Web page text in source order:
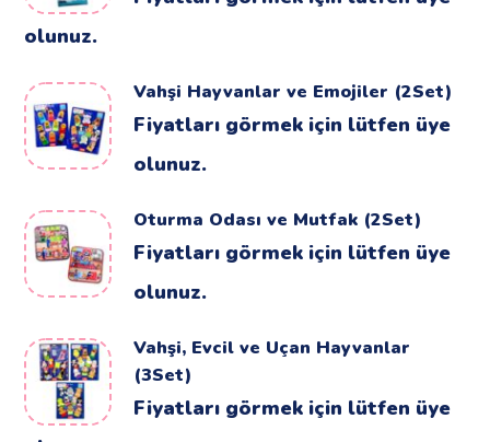
olunuz.
Vahşi Hayvanlar ve Emojiler (2Set)
Fiyatları görmek için lütfen üye
olunuz.
Oturma Odası ve Mutfak (2Set)
Fiyatları görmek için lütfen üye
olunuz.
Vahşi, Evcil ve Uçan Hayvanlar
(3Set)
Fiyatları görmek için lütfen üye